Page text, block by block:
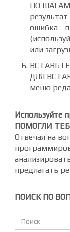
ПО ШАГАМ
ошибка -
или
ДЛЯ
меню
Используйте
ПОМОГЛИ
Отвечая на
предлагать
ПОИСК ПО